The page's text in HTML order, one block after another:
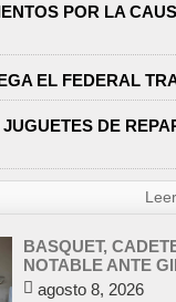
POR LA
EL FEDERAL
DE
BASQUET,
NOTABLE ANTE
agosto 8, 2026